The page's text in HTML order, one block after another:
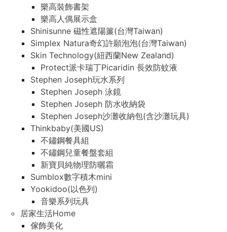
樂高裝飾書架
樂高人偶展示盒
Shinisunne 磁性遮陽簾(台灣Taiwan)
Simplex Natura奇幻許願泡泡(台灣Taiwan)
Skin Technology(紐西蘭New Zealand)
Protect派卡瑞丁Picaridin 長效防蚊液
Stephen Joseph玩水系列
Stephen Joseph 泳鏡
Stephen Joseph 防水收納袋
Stephen Joseph沙灘收納包(含沙灘玩具)
Thinkbaby(美國US)
不鏽鋼餐具組
不鏽鋼兒童餐盤套組
新寶貝純物理防曬霜
Sumblox數字積木mini
Yookidoo(以色列)
音樂系列玩具
居家生活Home
傢飾美化